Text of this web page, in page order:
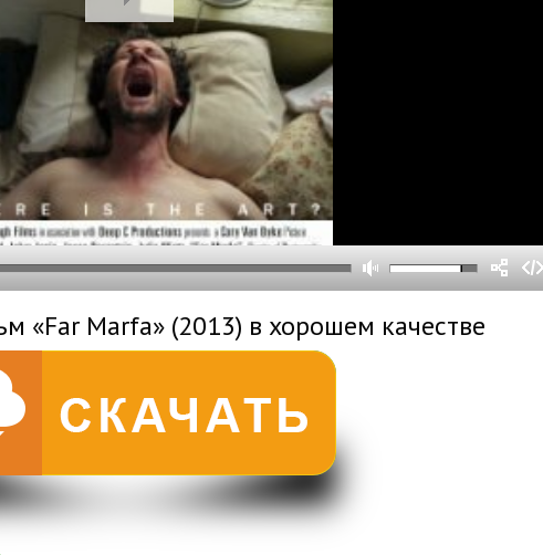
«Far Marfa» (2013) в хорошем качестве